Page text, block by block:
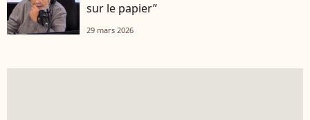
sur le papier”
29 mars 2026